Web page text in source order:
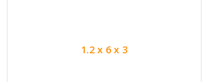
1.2 x 6 x 3